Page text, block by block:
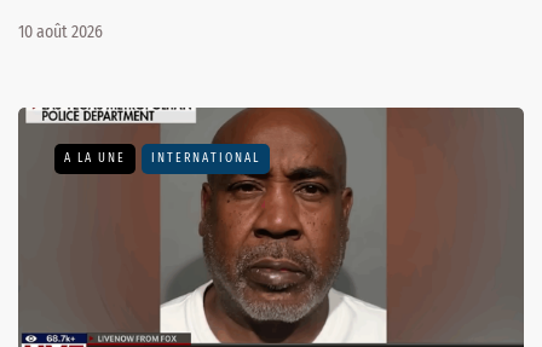
10 août 2026
A LA UNE INTERNATIONAL